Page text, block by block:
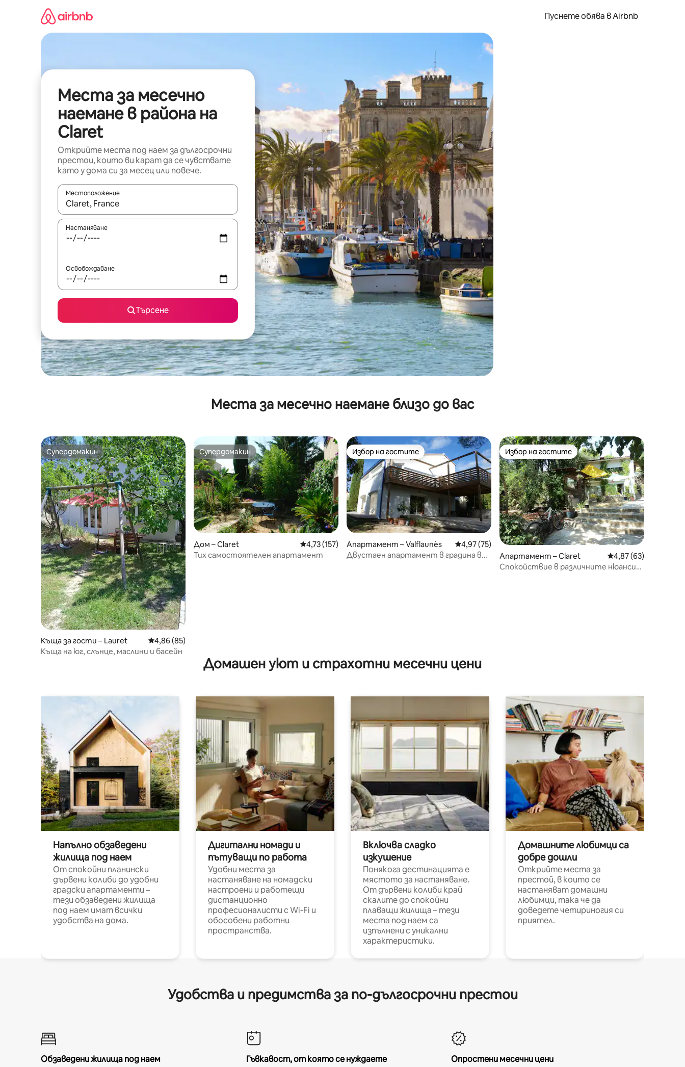
съдържанието
Пуснете обява в Airbnb
Места за месечно
наемане в района на
Claret
Открийте места под наем за дългосрочни
престои, които ви карат да се чувствате
като у дома си за месец или повече.
Местоположение
Когато резултатите се покажат, използвайте клавишите със стрелки нагоре и надолу или навигирайте с докосване или плъзгане.
Настаняване
Освобождаване
Търсене
Места за месечно наемане близо до вас
Супердомакин
Супердомакин
Къща за гости – Lauret Средна оценка: 4,86 от 5, 85 отзива
4,86 (85)
Къща на юг, слънце, маслини и басейн
Супердомакин
Супердомакин
Дом – Claret Средна оценка: 4,73 от 5, 157 отзива
4,73 (157)
Тих самостоятелен апартамент
Избор на гостите
Избор на гостите
Апартамент – Valflaunès Средна оценка: 4,97 от 5, 75 отзива
4,97 (75)
Двустаен апартамент в градина в
Избор на гостите
Избор на гостите
Апартамент – Claret Средна оценка:
4,87 (63)
Спокойствие в различните нюанси
Домашен уют и страхотни месечни цени
Напълно обзаведени
жилища под наем
От спокойни планински
дървени колиби до удобни
градски апартаменти –
тези обзаведени жилища
под наем имат всички
удобства на дома.
Дигитални номади и
пътуващи по работа
Удобни места за
настаняване на номадски
настроени и работещи
дистанционно
професионалисти с Wi-Fi и
обособени работни
пространства.
Включва сладко
изкушение
Понякога дестинацията е
мястото за настаняване.
От дървени колиби край
скалите до спокойни
плаващи жилища – тези
места под наем са
изпълнени с уникални
характеристики.
Домашните любимци са
добре дошли
Открийте места за
престой, в които се
настаняват домашни
любимци, така че да
доведете четириногия си
приятел.
Удобства и предимства за по-дългосрочни престои
Обзаведени жилища под наем
Гъвкавост, от която се нуждаете
Опростени месечни цени